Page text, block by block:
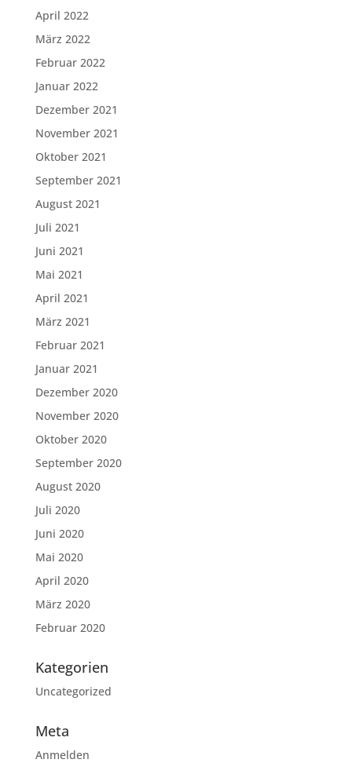
April 2022
März 2022
Februar 2022
Januar 2022
Dezember 2021
November 2021
Oktober 2021
September 2021
August 2021
Juli 2021
Juni 2021
Mai 2021
April 2021
März 2021
Februar 2021
Januar 2021
Dezember 2020
November 2020
Oktober 2020
September 2020
August 2020
Juli 2020
Juni 2020
Mai 2020
April 2020
März 2020
Februar 2020
Kategorien
Uncategorized
Meta
Anmelden